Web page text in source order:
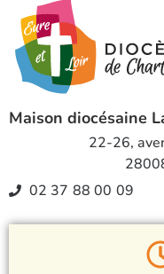
Maison diocésaine
22-26,
02 37 88 00 09